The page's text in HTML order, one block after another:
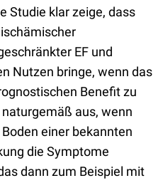
Studie klar zeige, dass
EF und
Nutzen bringe, wenn das
Benefit zu
aus, wenn
einer bekannten
die Symptome
dann zum Beispiel mit